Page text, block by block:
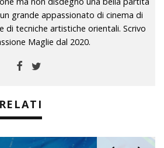
grande appassionato di cinema di
di tecniche artistiche orientali. Scrivo
Maglie dal 2020.